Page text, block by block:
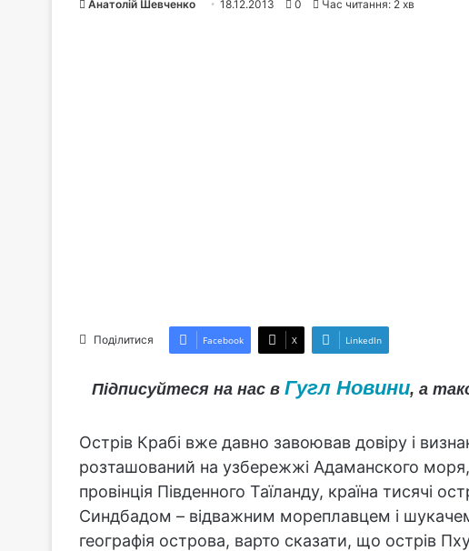
Анатолій Шевченко 18.12.2013 0 Час читання: 2 хв
Поділитися Facebook X LinkedIn
Підписуйтеся на нас в Гугл Новини, а
Острів Крабі вже давно завоював довіру і
розташований на узбережжі Адаманского
провінція Південного Таїланду, країна тисячі
Синдбадом – відважним мореплавцем і
географія острова, варто сказати, що острів